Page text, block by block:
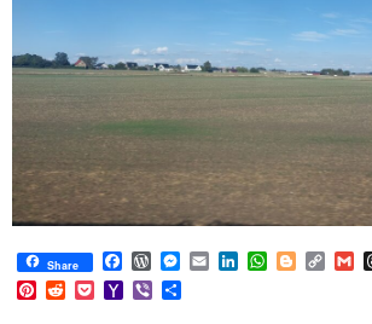
Share Facebook
WordPress
Messenger
EmailLinkedIn
WhatsApp
BloggerCopy
Link
Pinterest
RedditPocketYahoo
Mail
Viber